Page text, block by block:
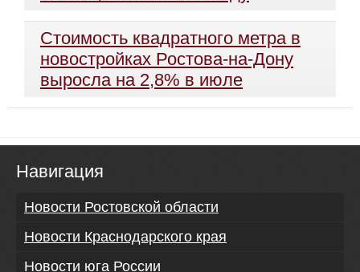
Стоимость квадратного метра в
новостройках Ростова-на-Дону
выросла на 2,8% в июле
Навигация
Новости Ростовской области
Новости Краснодарского края
Новости юга России